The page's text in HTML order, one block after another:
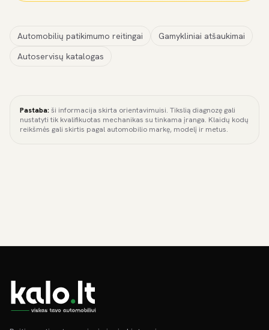
Automobilių patikimumo reitingai
Gamykliniai atšaukimai
Autoservisų katalogas
Pastaba:ši informacija skirta orientavimuisi. Tikslią diagnozę gali
nustatyti tik kvalifikuotas mechanikas su tinkama įranga. Klaidų kodų
reikšmės gali skirtis pagal automobilio markę, modelį ir metus.